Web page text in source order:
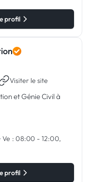
profil
Visiter le site
et Génie Civil à
·Ve : 08:00 - 12:00,
profil